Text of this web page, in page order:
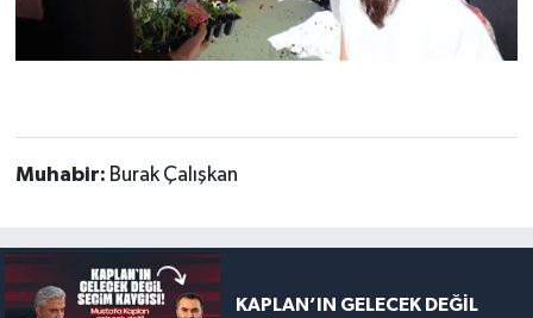
Muhabir: Burak Çalışkan
KAPLAN’IN GELECEK DEĞİL